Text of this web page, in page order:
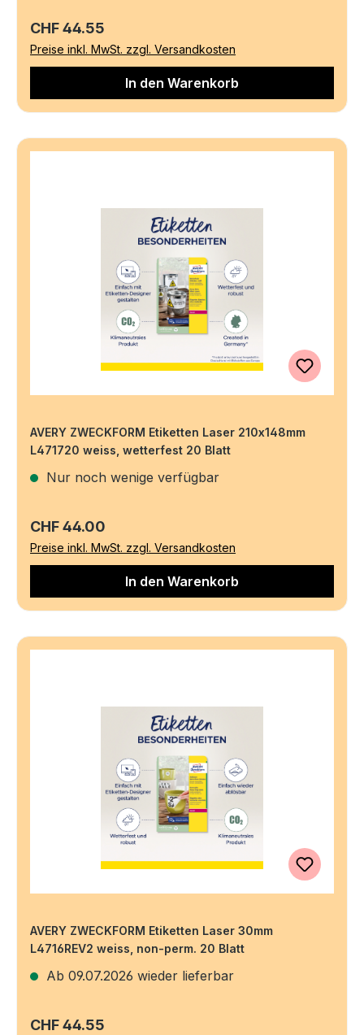
Regulärer Preis:
CHF 44.55
Preise inkl. MwSt. zzgl. Versandkosten
In den Warenkorb
AVERY ZWECKFORM Etiketten Laser 210x148mm
L471720 weiss, wetterfest 20 Blatt
Nur noch wenige verfügbar
Regulärer Preis:
CHF 44.00
Preise inkl. MwSt. zzgl. Versandkosten
In den Warenkorb
AVERY ZWECKFORM Etiketten Laser 30mm
L4716REV2 weiss, non-perm. 20 Blatt
Ab 09.07.2026 wieder lieferbar
Regulärer Preis:
CHF 44.55